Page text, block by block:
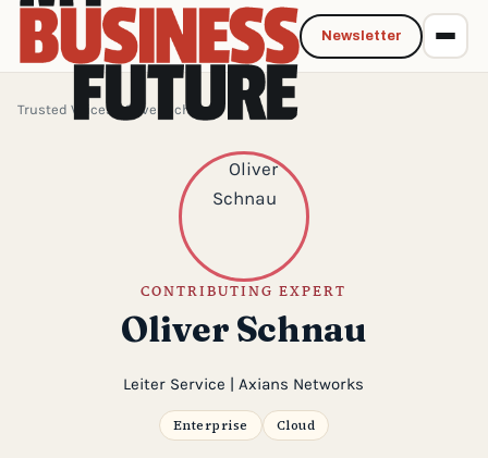
Trusted Voices › Oliver Schnau
CONTRIBUTING EXPERT
Oliver Schnau
Leiter Service | Axians Networks
Enterprise Cloud
Newsletter